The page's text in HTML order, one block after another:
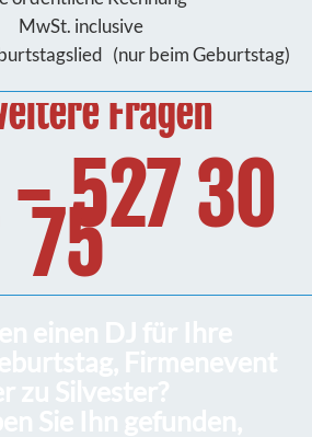
MwSt. inclusive
(nur beim Geburtstag)
Fragen
- 527 30
75